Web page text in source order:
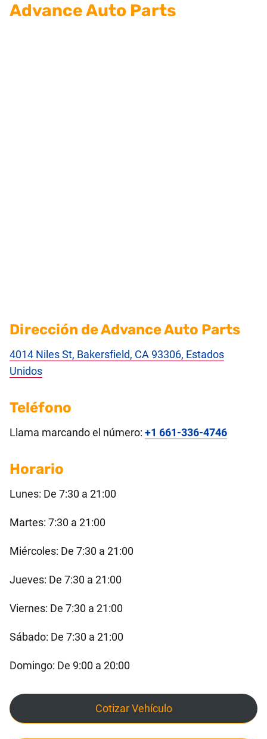
Advance Auto Parts
Dirección de Advance Auto Parts
4014 Niles St, Bakersfield, CA 93306, Estados
Unidos
Teléfono
Llama marcando el número: +1 661-336-4746
Horario
Lunes: De 7:30 a 21:00
Martes: 7:30 a 21:00
Miércoles: De 7:30 a 21:00
Jueves: De 7:30 a 21:00
Viernes: De 7:30 a 21:00
Sábado: De 7:30 a 21:00
Domingo: De 9:00 a 20:00
Cotizar Vehículo